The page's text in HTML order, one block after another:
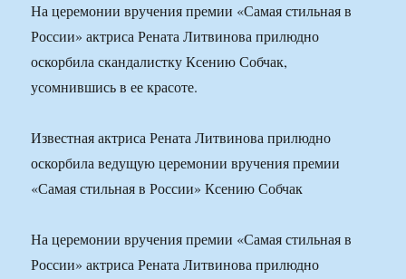
На церемонии вручения премии «Самая стильная в
России» актриса Рената Литвинова прилюдно
оскорбила скандалистку Ксению Собчак,
усомнившись в ее красоте.
Известная актриса Рената Литвинова прилюдно
оскорбила ведущую церемонии вручения премии
«Самая стильная в России» Ксению Собчак
На церемонии вручения премии «Самая стильная в
России» актриса Рената Литвинова прилюдно